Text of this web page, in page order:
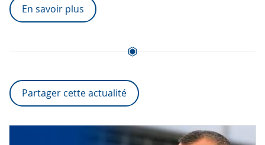
En savoir plus
Partager cette actualité